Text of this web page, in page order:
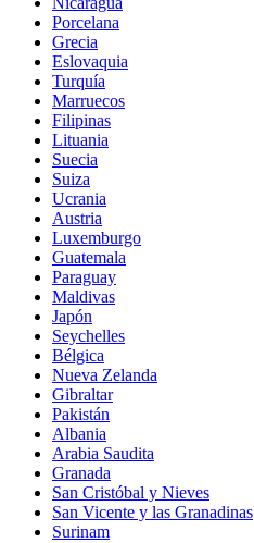
Porcelana
Grecia
Eslovaquia
Turquía
Marruecos
Filipinas
Lituania
Suecia
Suiza
Ucrania
Austria
Luxemburgo
Guatemala
Paraguay
Maldivas
Japón
Seychelles
Bélgica
Nueva Zelanda
Gibraltar
Pakistán
Albania
Arabia Saudita
Granada
San Cristóbal y Nieves
San Vicente y las Granadinas
Surinam